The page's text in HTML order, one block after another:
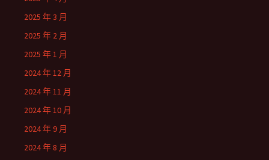
2025 年 3 月
2025 年 2 月
2025 年 1 月
2024 年 12 月
2024 年 11 月
2024 年 10 月
2024 年 9 月
2024 年 8 月